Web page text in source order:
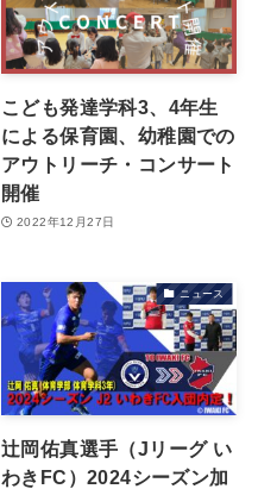
こども発達学科3、4年生
による保育園、幼稚園での
アウトリーチ・コンサート
開催
2022年12月27日
ニュース
辻岡佑真選手（Jリーグ い
わきFC）2024シーズン加